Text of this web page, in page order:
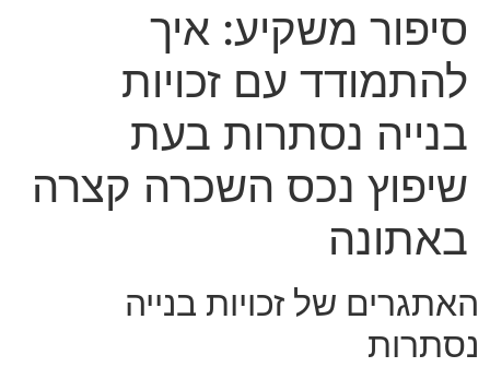
סיפור משקיע: איך
להתמודד עם זכויות
בנייה נסתרות בעת
שיפוץ נכס השכרה קצרה
באתונה
האתגרים של זכויות בנייה
נסתרות